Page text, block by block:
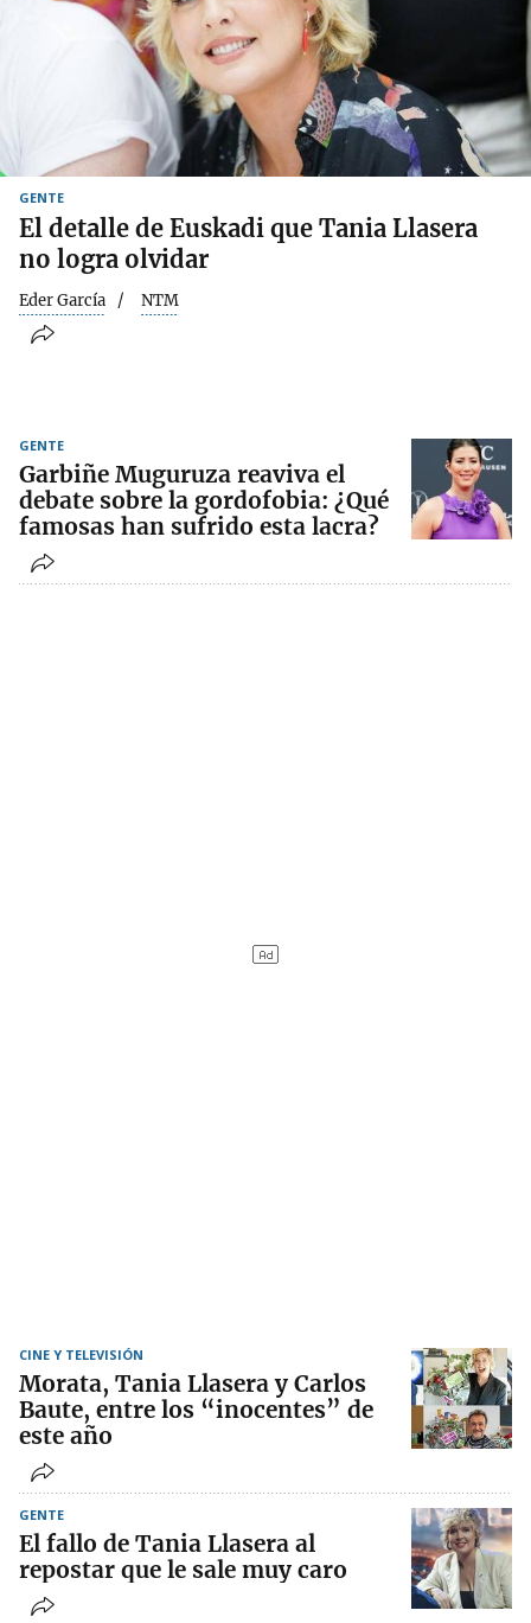
GENTE
El detalle de Euskadi que Tania Llasera
no logra olvidar
Eder García NTM
GENTE
Garbiñe Muguruza reaviva el
debate sobre la gordofobia: ¿Qué
famosas han sufrido esta lacra?
CINE Y TELEVISIÓN
Morata, Tania Llasera y Carlos
Baute, entre los “inocentes” de
este año
GENTE
El fallo de Tania Llasera al
repostar que le sale muy caro